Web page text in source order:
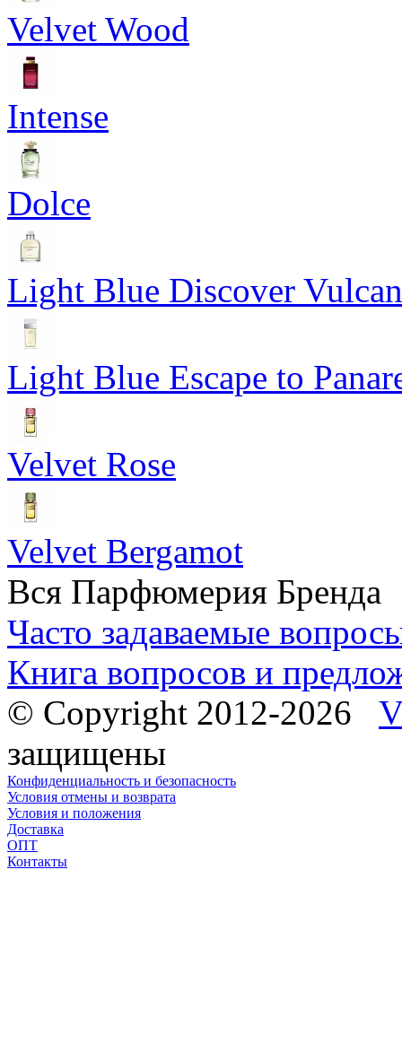
Velvet Wood
Intense
Dolce
Light Blue Discover
Light Blue Escape to
Velvet Rose
Velvet Bergamot
Вся Парфюмерия Бренда
Часто задаваемые
Книга вопросов и
© Copyright 2012-2026
защищены
Конфиденциальность и безопасность
Условия отмены и возврата
Условия и положения
Доставка
ОПТ
Контакты